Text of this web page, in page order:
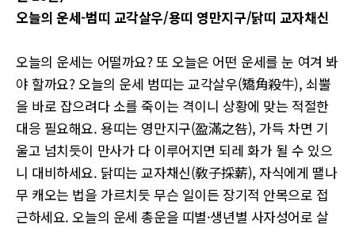
오늘의 운세-범띠 교각살우/용띠 영만지구/닭띠 교자채신
오늘의 운세는 어떨까요? 또 오늘은 어떤 운세를 눈 여겨 봐
야 할까요? 오늘의 운세 범띠는 교각살우(矯角殺牛), 쇠뿔
을 바로 잡으려다 소를 죽이는 격이니 상황에 맞는 적절한
대응 필요해요. 용띠는 영만지구(盈滿之咎), 가득 차면 기
울고 넘치듯이 만사가 다 이루어지면 되레 화가 될 수 있으
니 대비하세요. 닭띠는 교자채신(敎子採薪), 자식에게 땔나
무 캐오는 법을 가르치듯 무슨 일이든 장기적 안목으로 접
근하세요. 오늘의 운세 총운을 띠별·생년별 사자성어로 살